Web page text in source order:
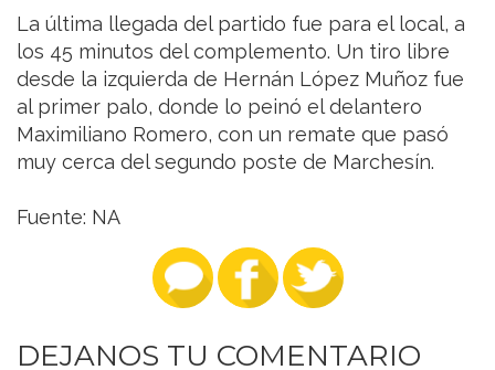
La última llegada del partido fue para el local, a
los 45 minutos del complemento. Un tiro libre
desde la izquierda de Hernán López Muñoz fue
al primer palo, donde lo peinó el delantero
Maximiliano Romero, con un remate que pasó
muy cerca del segundo poste de Marchesín.
Fuente: NA
DEJANOS TU COMENTARIO